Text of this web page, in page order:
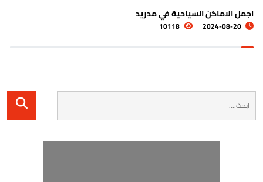
الاماكن السياحية في مدريد
2024-08-20
10118